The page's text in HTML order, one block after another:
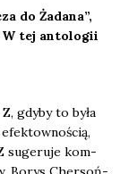
do Żada­na”,
W tej anto­lo­gii
gdy­by to była
suge­ru­je kom­